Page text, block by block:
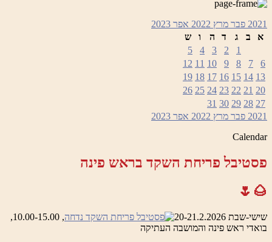
2021 פבר מרץ 2022 אפר 2023
א
ב ג ד ה ו
ש
1
2
3
4
5
6
7
8
9
10
11
12
13
14
15
16
17
18
19
20
21
22
23
24
25
26
27
28
29
30
31
2021 פבר מרץ 2022 אפר 2023
Calendar
פסטיבל פריחת השקד בראש פינה
🌰🌷
שישי-שבת 20-21.2.2026
, 10.00-15.00,
בואדי ראש פינה והמושבה העתיקה